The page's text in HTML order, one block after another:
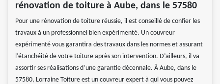
rénovation de toiture à Aube, dans le 57580
Pour une rénovation de toiture réussie, il est conseillé de confier les
travaux à un professionnel bien expérimenté. Un couvreur
expérimenté vous garantira des travaux dans les normes et assurant
l’étanchéité de votre toiture après son intervention. D’ailleurs, il va
assortir ses réalisations d’une garantie décennale. À Aube, dans le
57580, Lorraine Toiture est un couvreur expert à qui vous pouvez